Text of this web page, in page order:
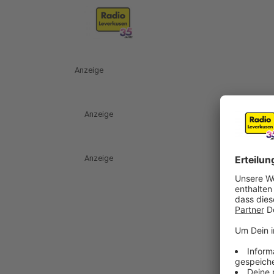
Anzeige
Anzeige
Anzeige